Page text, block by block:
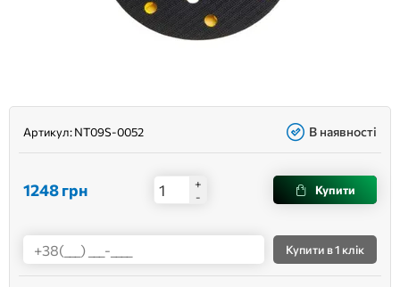
Артикул:NT09S-0052 В наявності
1248грн
+
-
Купити
Купити в 1 клік